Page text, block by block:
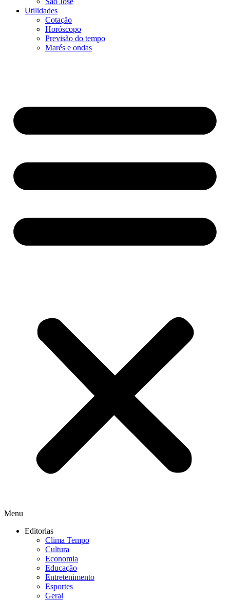
Utilidades
Cotação
Horóscopo
Previsão do tempo
Marés e ondas
Menu
Editorias
Clima Tempo
Cultura
Economia
Educação
Entretenimento
Esportes
Geral